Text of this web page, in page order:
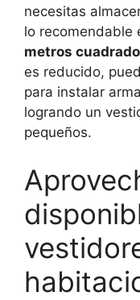
necesitas
lo recomendable
metros
es reducido,
para instalar
logrando un
pequeños.